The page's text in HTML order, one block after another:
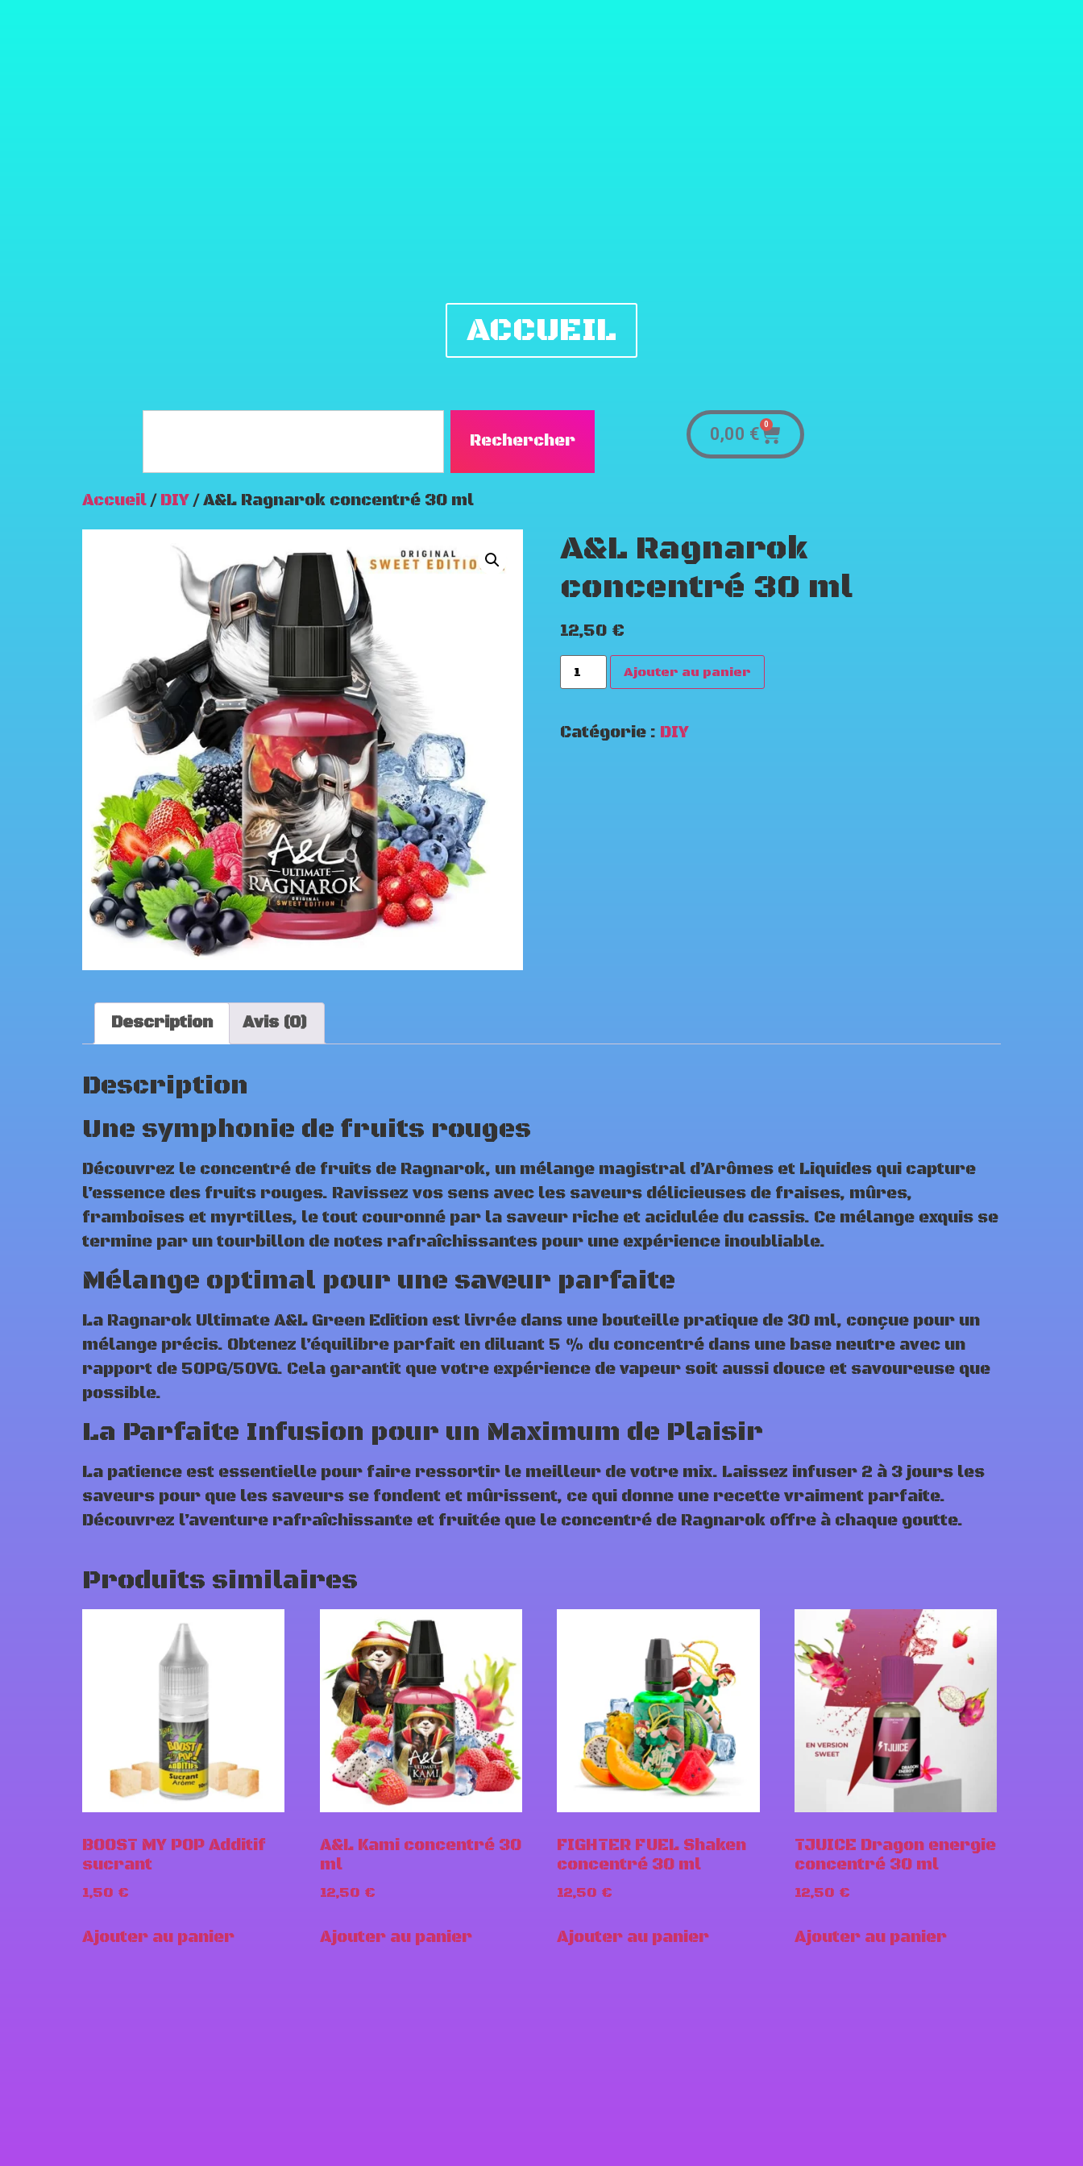
ACCUEIL
Rechercher 0,00 € 0
Accueil/ DIY/ A&L Ragnarok concentré 30 ml
A&L Ragnarok
concentré 30 ml
12,50 €
Ajouter au panier
Catégorie : DIY
Description Avis (0)
Description
Une symphonie de fruits rouges
Découvrez le concentré de fruits de Ragnarok, un mélange magistral d’Arômes et Liquides qui capture
l’essence des fruits rouges. Ravissez vos sens avec les saveurs délicieuses de fraises, mûres,
framboises et myrtilles, le tout couronné par la saveur riche et acidulée du cassis. Ce mélange exquis se
termine par un tourbillon de notes rafraîchissantes pour une expérience inoubliable.
Mélange optimal pour une saveur parfaite
La Ragnarok Ultimate A&L Green Edition est livrée dans une bouteille pratique de 30 ml, conçue pour un
mélange précis. Obtenez l’équilibre parfait en diluant 5 % du concentré dans une base neutre avec un
rapport de 50PG/50VG. Cela garantit que votre expérience de vapeur soit aussi douce et savoureuse que
possible.
La Parfaite Infusion pour un Maximum de Plaisir
La patience est essentielle pour faire ressortir le meilleur de votre mix. Laissez infuser 2 à 3 jours les
saveurs pour que les saveurs se fondent et mûrissent, ce qui donne une recette vraiment parfaite.
Découvrez l’aventure rafraîchissante et fruitée que le concentré de Ragnarok offre à chaque goutte.
Produits similaires
BOOST MY POP Additif
sucrant
1,50 €
Ajouter au panier
A&L Kami concentré 30
ml
12,50 €
Ajouter au panier
FIGHTER FUEL Shaken
concentré 30 ml
12,50 €
Ajouter au panier
TJUICE Dragon energie
concentré 30 ml
12,50 €
Ajouter au panier